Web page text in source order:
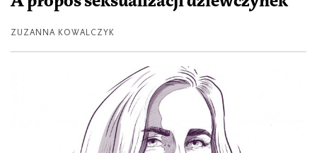
ZUZANNA KOWALCZYK